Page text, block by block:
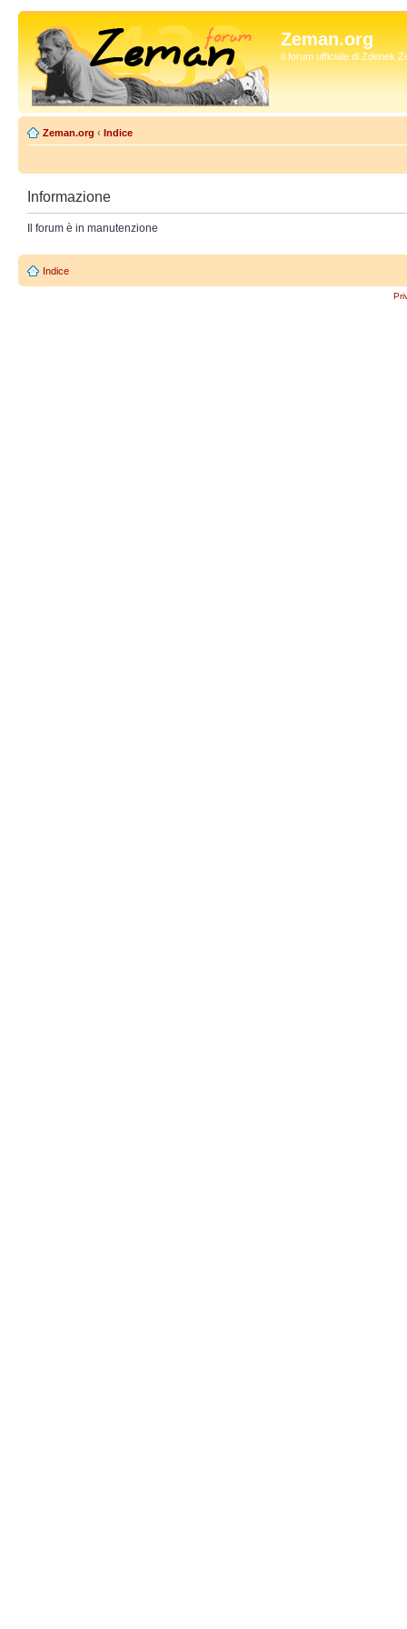
Zeman.org
Il forum ufficiale di Zdenek
Zeman.org ‹ Indice
Informazione
Il forum è in manutenzione
Indice